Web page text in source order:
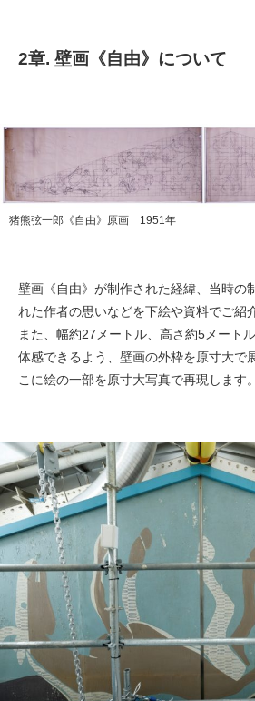
2章. 壁画《自由》について
猪熊弦一郎《自由》原画 1951年
壁画《自由》が制作された経緯、当時の
れた作者の思いなどを下絵や資料でご紹
また、幅約27メートル、高さ約5メート
体感できるよう、壁画の外枠を原寸大で
こに絵の一部を原寸大写真で再現します。